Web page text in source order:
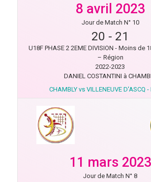
8 avril 2023
Jour de Match N° 10
20 - 21
U18F PHASE 2 2EME DIVISION - Moins de
– Région
2022-2023
DANIEL COSTANTINI à
CHAMBLY vs VILLENEUVE D'ASCQ -
11 mars 2023
Jour de Match N° 8